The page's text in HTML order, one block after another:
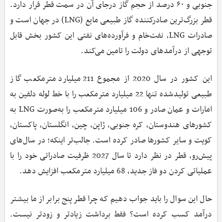
جنوبی و ۶۰ درصد از حجم گاز درجای آن در سمت قطر قرار دارد.
قطر بزرگ‌ترین صادرکننده گاز طبیعی مایع (LNG) در جهان است و
صادرات LNG، نفت‌خام و فرآورده‌های نفتی این کشور بخش قابل
توجهی از درآمدهای دولت را تامین می‌کند.
این کشور در سال 2020 از مجموع 211 میلیارد مترمکعب گاز
طبیعی تولیدشده تنها 22 میلیارد مترمکعب را با خط لوله دلفین به
امارات و عمان صادر و 106 میلیارد مترمکعب را به‌صورت LNG به
کشورهای هندوستان، کره جنوبی، ژاپن، چین، انگلستان، پاکستان،
کویت و سایر کشورها صادر کرده است. جالب‌تر اینکه؛ در سال‌های
پیش‌رو، قطر در نظر دارد تا سال 2027 ظرفیت صادراتی خود را با
عملیاتی کردن دو فاز جدید، 68 میلیارد مترمکعب افزایش دهد.
حال این سوال را باید جواب دهیم که چرا قطر پنج برابر از ما بیشتر
درآمد کسب کرده است؟ فقط برداشت زیادتر و زودتر نیست.